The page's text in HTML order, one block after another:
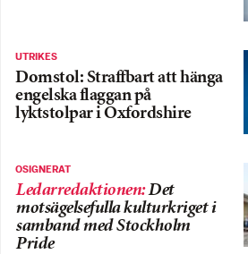
UTRIKES
Domstol: Straffbart att hänga
engelska flaggan på
lyktstolpar i Oxfordshire
OSIGNERAT
Ledarredaktionen:Det
motsägelsefulla kulturkriget i
samband med Stockholm
Pride